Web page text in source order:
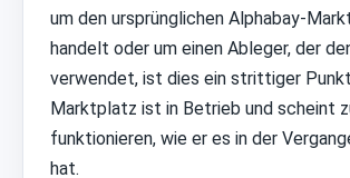
um den ursprünglichen Alphabay-
handelt oder um einen Ableger, der
verwendet, ist dies ein strittiger
Marktplatz ist in Betrieb und scheint
funktionieren, wie er es in der
hat.